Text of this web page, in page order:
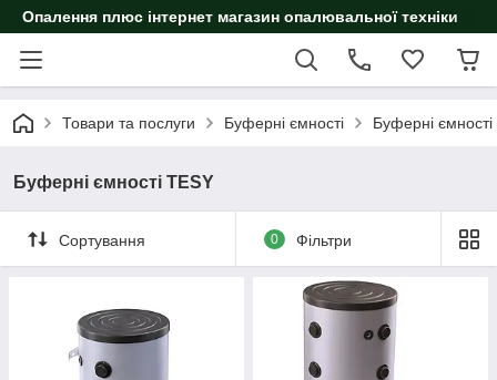
Опалення плюс інтернет магазин опалювальної техніки
Товари та послуги Буферні ємності Буферні
Буферні ємності TESY
Сортування 0 Фільтри